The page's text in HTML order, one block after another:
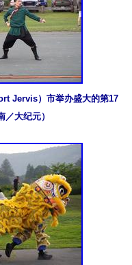
Jervis）市举办盛大的第17
大纪元）